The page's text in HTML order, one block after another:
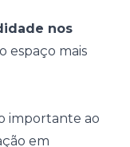
nos
espaço mais
importante ao
em